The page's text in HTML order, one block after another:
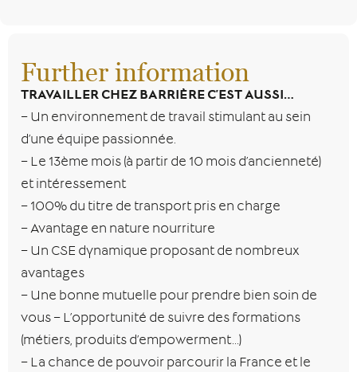
Further information
TRAVAILLER CHEZ BARRIÈRE C’EST AUSSI…
– Un environnement de travail stimulant au sein
d’une équipe passionnée.
– Le 13ème mois (à partir de 10 mois d’ancienneté)
et intéressement
– 100% du titre de transport pris en charge
– Avantage en nature nourriture
– Un CSE dynamique proposant de nombreux
avantages
– Une bonne mutuelle pour prendre bien soin de
vous – L’opportunité de suivre des formations
(métiers, produits d’empowerment…)
– La chance de pouvoir parcourir la France et le